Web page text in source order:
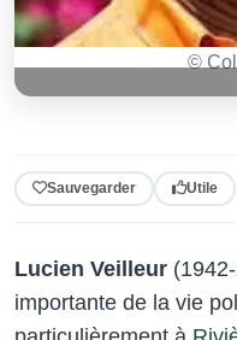
©
Sauvegarder Utile
Lucien Veilleur
importante de la vie